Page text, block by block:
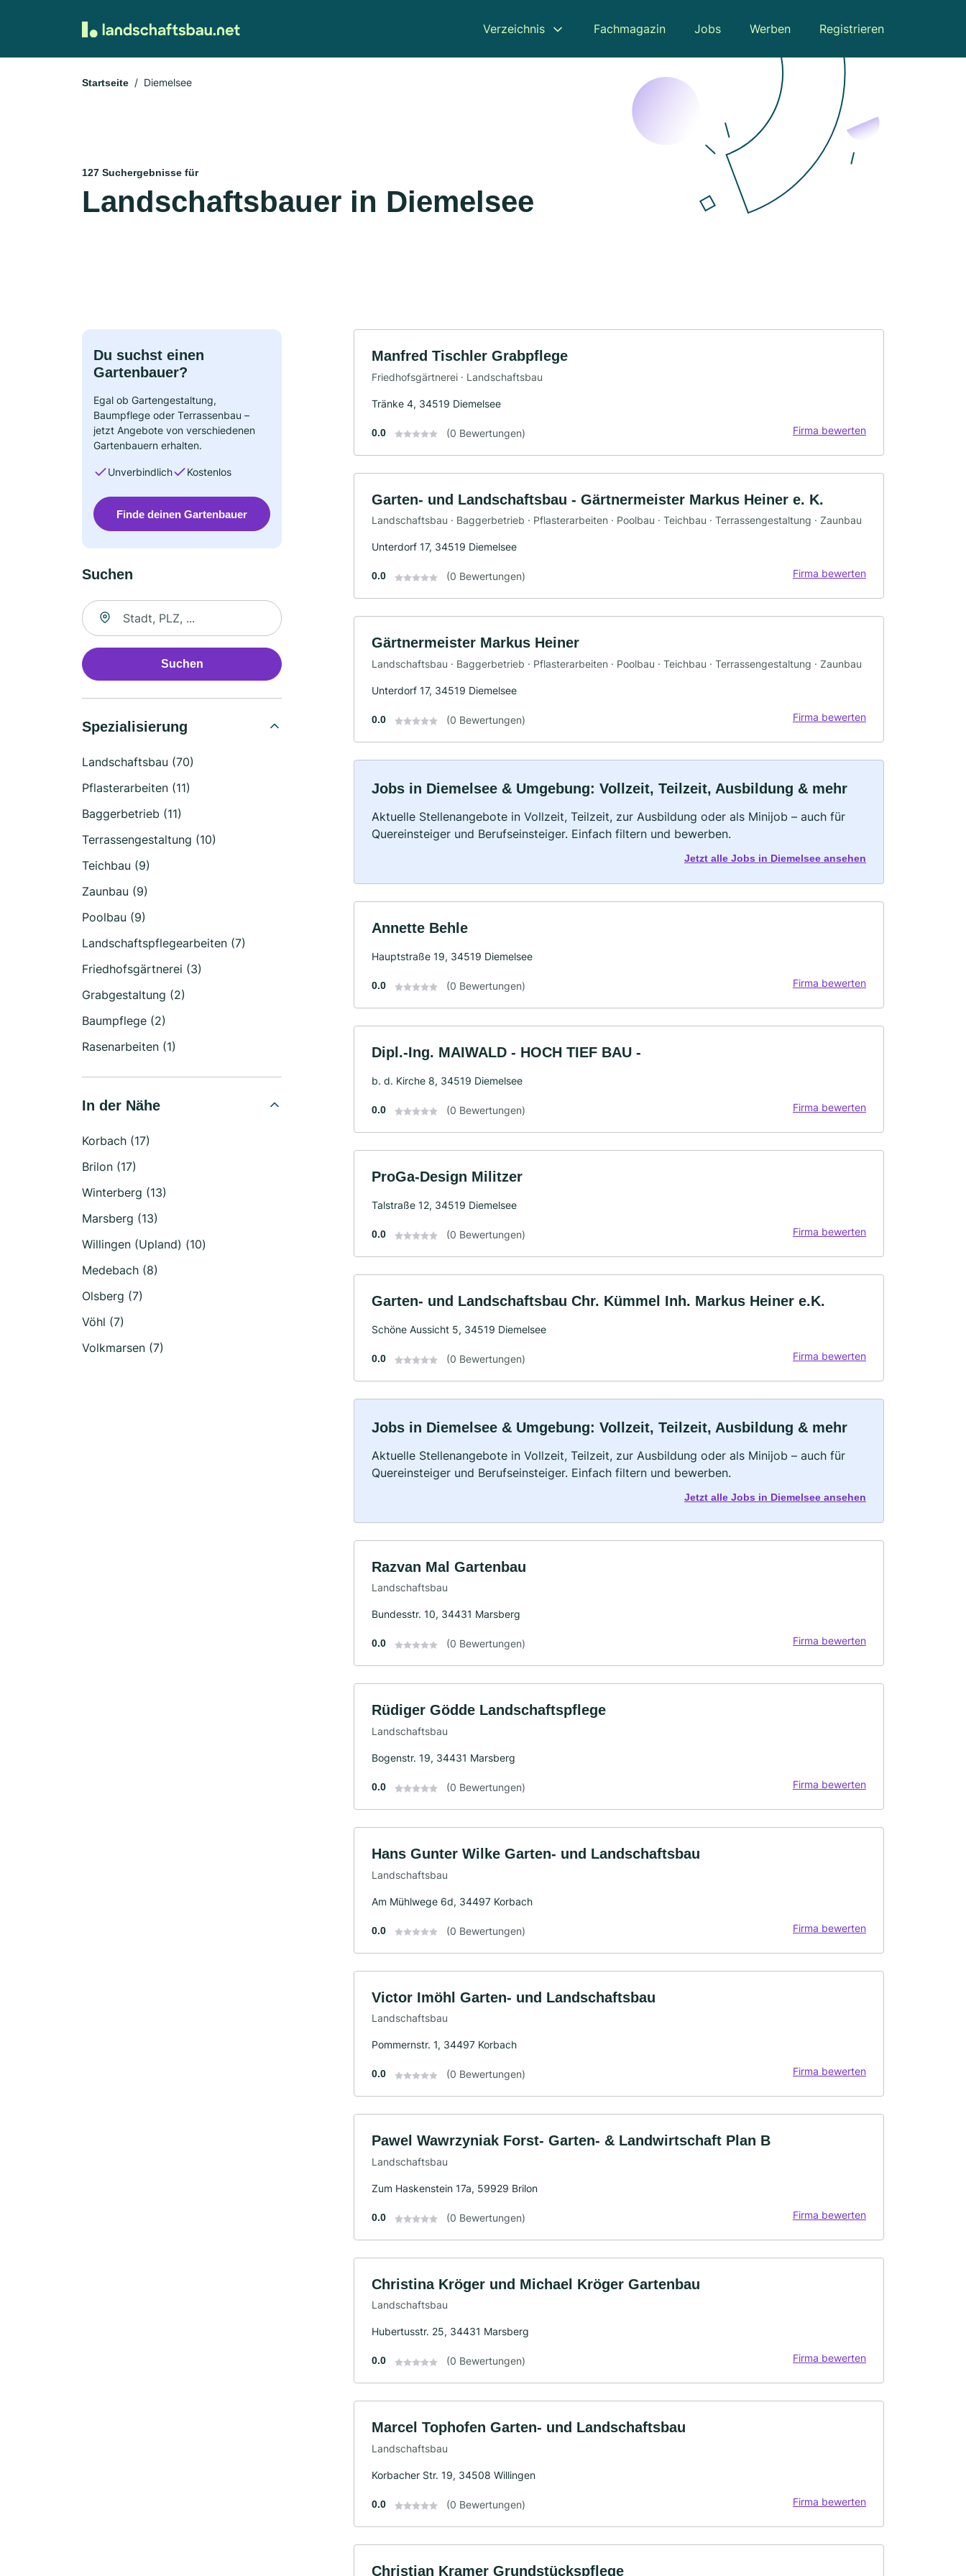
Verzeichnis Fachmagazin Jobs Werben Registrieren
Startseite Diemelsee
127 Suchergebnisse für
Landschaftsbauer in Diemelsee
Du suchst einen
Gartenbauer?
Egal ob Gartengestaltung,
Baumpflege oder Terrassenbau –
jetzt Angebote von verschiedenen
Gartenbauern erhalten.
Unverbindlich Kostenlos
Finde deinen Gartenbauer
Suchen
Suche nach Ort
Suchen
Spezialisierung
Landschaftsbau (70)
Pflasterarbeiten (11)
Baggerbetrieb (11)
Terrassengestaltung (10)
Teichbau (9)
Zaunbau (9)
Poolbau (9)
Landschaftspflegearbeiten (7)
Friedhofsgärtnerei (3)
Grabgestaltung (2)
Baumpflege (2)
Rasenarbeiten (1)
In der Nähe
Korbach (17)
Brilon (17)
Winterberg (13)
Marsberg (13)
Willingen (Upland) (10)
Medebach (8)
Olsberg (7)
Vöhl (7)
Volkmarsen (7)
Manfred Tischler Grabpflege
Friedhofsgärtnerei · Landschaftsbau
Tränke 4, 34519 Diemelsee
0.0 (0 Bewertungen) Firma bewerten
Garten- und Landschaftsbau - Gärtnermeister Markus Heiner e. K.
Landschaftsbau · Baggerbetrieb · Pflasterarbeiten · Poolbau · Teichbau · Terrassengestaltung · Zaunbau
Unterdorf 17, 34519 Diemelsee
0.0 (0 Bewertungen) Firma bewerten
Gärtnermeister Markus Heiner
Landschaftsbau · Baggerbetrieb · Pflasterarbeiten · Poolbau · Teichbau · Terrassengestaltung · Zaunbau
Unterdorf 17, 34519 Diemelsee
0.0 (0 Bewertungen) Firma bewerten
Jobs in Diemelsee & Umgebung: Vollzeit, Teilzeit, Ausbildung & mehr
Aktuelle Stellenangebote in Vollzeit, Teilzeit, zur Ausbildung oder als Minijob – auch für
Quereinsteiger und Berufseinsteiger. Einfach filtern und bewerben.
Jetzt alle Jobs in Diemelsee ansehen
Annette Behle
Hauptstraße 19, 34519 Diemelsee
0.0 (0 Bewertungen) Firma bewerten
Dipl.-Ing. MAIWALD - HOCH TIEF BAU -
b. d. Kirche 8, 34519 Diemelsee
0.0 (0 Bewertungen) Firma bewerten
ProGa-Design Militzer
Talstraße 12, 34519 Diemelsee
0.0 (0 Bewertungen) Firma bewerten
Garten- und Landschaftsbau Chr. Kümmel Inh. Markus Heiner e.K.
Schöne Aussicht 5, 34519 Diemelsee
0.0 (0 Bewertungen) Firma bewerten
Jobs in Diemelsee & Umgebung: Vollzeit, Teilzeit, Ausbildung & mehr
Aktuelle Stellenangebote in Vollzeit, Teilzeit, zur Ausbildung oder als Minijob – auch für
Quereinsteiger und Berufseinsteiger. Einfach filtern und bewerben.
Jetzt alle Jobs in Diemelsee ansehen
Razvan Mal Gartenbau
Landschaftsbau
Bundesstr. 10, 34431 Marsberg
0.0 (0 Bewertungen) Firma bewerten
Rüdiger Gödde Landschaftspflege
Landschaftsbau
Bogenstr. 19, 34431 Marsberg
0.0 (0 Bewertungen) Firma bewerten
Hans Gunter Wilke Garten- und Landschaftsbau
Landschaftsbau
Am Mühlwege 6d, 34497 Korbach
0.0 (0 Bewertungen) Firma bewerten
Victor Imöhl Garten- und Landschaftsbau
Landschaftsbau
Pommernstr. 1, 34497 Korbach
0.0 (0 Bewertungen) Firma bewerten
Pawel Wawrzyniak Forst- Garten- & Landwirtschaft Plan B
Landschaftsbau
Zum Haskenstein 17a, 59929 Brilon
0.0 (0 Bewertungen) Firma bewerten
Christina Kröger und Michael Kröger Gartenbau
Landschaftsbau
Hubertusstr. 25, 34431 Marsberg
0.0 (0 Bewertungen) Firma bewerten
Marcel Tophofen Garten- und Landschaftsbau
Landschaftsbau
Korbacher Str. 19, 34508 Willingen
0.0 (0 Bewertungen) Firma bewerten
Christian Kramer Grundstückspflege